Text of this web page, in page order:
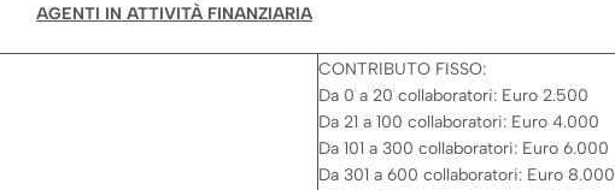
AGENTI IN ATTIVITÀ FINANZIARIA
CONTRIBUTO FISSO:
Da 0 a 20 collaboratori: Euro 2.500
Da 21 a 100 collaboratori: Euro 4.000
Da 101 a 300 collaboratori: Euro 6.000
Da 301 a 600 collaboratori: Euro 8.000